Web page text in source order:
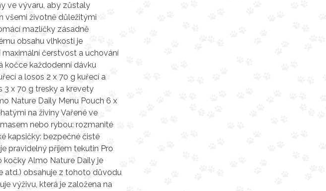
ve vývaru, aby zůstaly
všemi životně důležitými
mazlíčky zásadně
obsahu vlhkosti je
čerstvost a uchování
kočce každodenní dávku
a losos 2 x 70 g kuřecí a
3 x 70 g tresky a krevety
Nature Daily Menu Pouch 6 x
na živiny Vařené ve
nebo rybou: rozmanité
kapsičky: bezpečné čisté
pravidelný příjem tekutin Pro
kočky Almo Nature Daily je
atd.) obsahuje z tohoto důvodu
výživu, která je založena na